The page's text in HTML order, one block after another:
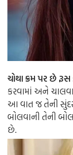
ચોથા ક્રમ પર છે રૂસ
કરવામાં અને
આ વાત જ તેની
બોલવાની તેની
છે.